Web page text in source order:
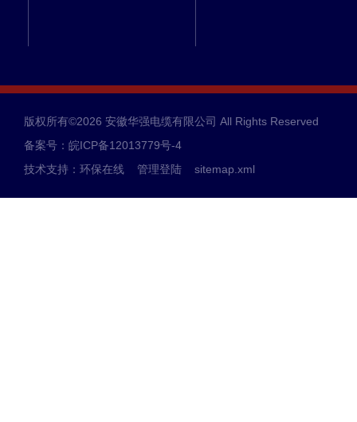
版权所有©2026 安徽华强电缆有限公司 All Rights Reserved
备案号：皖ICP备12013779号-4
技术支持： 环保在线 管理登陆 sitemap.xml